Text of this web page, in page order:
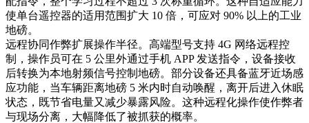
使单台遥控器的适用范围扩大 10 倍，可应对 90% 以上的工业
地磅。​
远程协同作弊扩展操作半径。高端型号支持 4G 网络远程控
制，操作员可在 5 公里外通过手机 APP 发送指令，设备接收
后转换为本地射频信号控制地磅。部分设备还具备蓝牙近场感
应功能，当车辆距离地磅 5 米内时自动唤醒，离开后进入休眠
状态，既节省电量又减少暴露风险。这种远程化操作使作弊者
与现场分离，大幅降低了被抓获的概率。​